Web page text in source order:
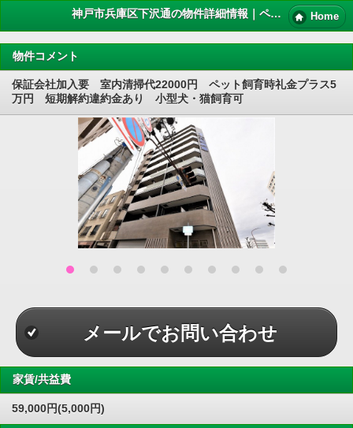
神戸市兵庫区下沢通の物件詳細情報｜ペット 賃貸 Home
物件コメント
保証会社加入要 室内清掃代22000円 ペット飼育時礼金プラス5
万円 短期解約違約金あり 小型犬・猫飼育可
メールでお問い合わせ
家賃/共益費
59,000円(5,000円)